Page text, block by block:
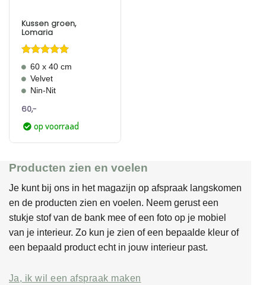
Kussen groen,
Lomaria
Gewaardeerd
5
uit 5
60 x 40 cm
Velvet
Nin-Nit
60,-
op voorraad
Producten zien en voelen
Je kunt bij ons in het magazijn op afspraak langskomen
en de producten zien en voelen. Neem gerust een
stukje stof van de bank mee of een foto op je mobiel
van je interieur. Zo kun je zien of een bepaalde kleur of
een bepaald product echt in jouw interieur past.
Ja, ik wil een afspraak maken